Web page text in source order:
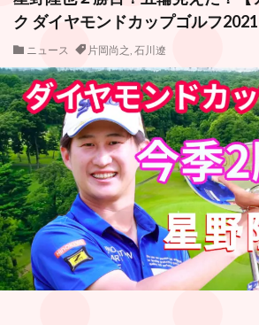
ク ダイヤモンドカップゴルフ
ニュース 片岡尚之, 石川遼